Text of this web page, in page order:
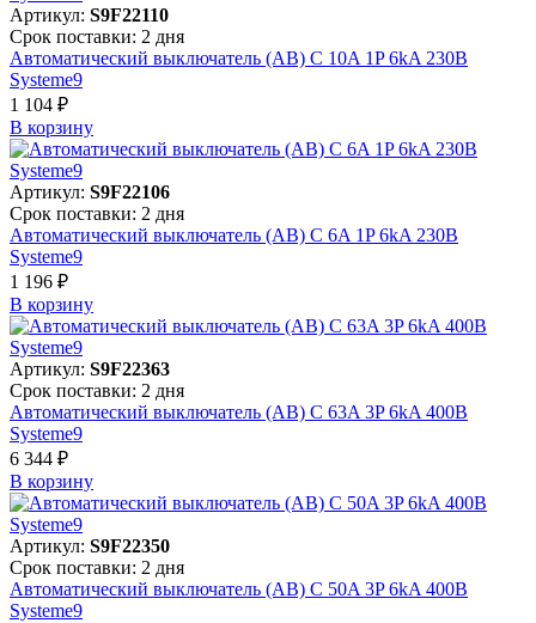
Артикул: S9F22110
Срок поставки: 2 дня
Автоматический выключатель (АВ) C 10A 1P 6kA 230В
Systeme9
1 104 ₽
В корзинy
Артикул: S9F22106
Срок поставки: 2 дня
Автоматический выключатель (АВ) C 6A 1P 6kA 230В
Systeme9
1 196 ₽
В корзинy
Артикул: S9F22363
Срок поставки: 2 дня
Автоматический выключатель (АВ) C 63A 3P 6kA 400В
Systeme9
6 344 ₽
В корзинy
Артикул: S9F22350
Срок поставки: 2 дня
Автоматический выключатель (АВ) C 50A 3P 6kA 400В
Systeme9